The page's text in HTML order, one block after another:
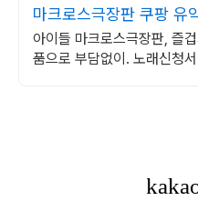
마크로스극장판 쿠팡 유
아이들 마크로스극장판, 즐
품으로 부담없이. 노래신청